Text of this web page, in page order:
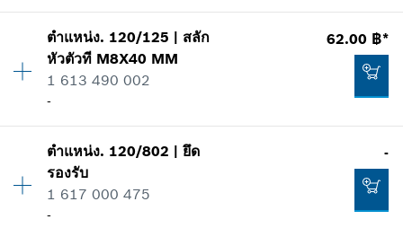
235.00 ฿*
ราคาทั้งหมดไม่รวมภาษีมูลค่าเพิ่ม
ปริมาณ 1
ราคากลุ่ม:-
ข้อมูลชิ้นส่วนอะไหล่
แสดงในรูป
ตำแหน่ง. 120/125 | สลัก
หัวตัวที M8X40 MM
1 613 490 002
-
62.00 ฿*
ปริมาณ 1
ราคากลุ่ม
ข้อมูลชิ้นส่วนอะไหล่
ตำแหน่ง. 120/802 |ยึด
รองรับ
1 617 000 475
-
-